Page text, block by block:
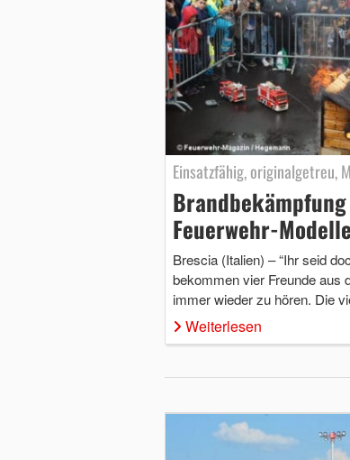
Einsatzfähig, originalgetreu,
Feuerwehr-
Brescia (Italien) – “Ihr seid
bekommen vier Freunde aus
immer wieder zu hören. Die
Weiterlesen